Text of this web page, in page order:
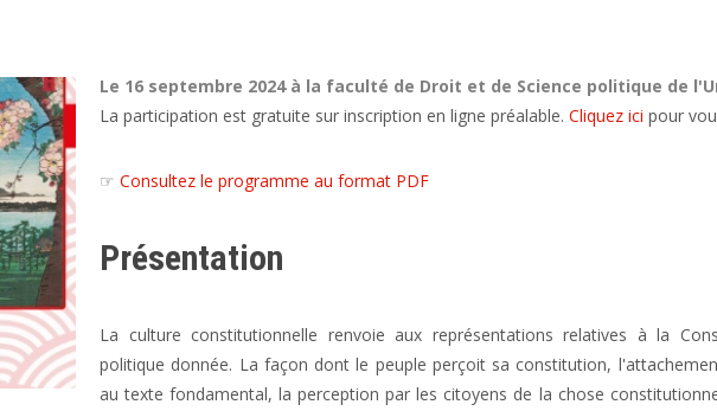
Le 16 septembre 2024 à la faculté de Droit et de Science politique de
La participation est gratuite sur inscription en ligne préalable. Cliquez ici pour
☞ Consultez le programme au format PDF
Présentation
La culture constitutionnelle renvoie aux représentations relatives à la
politique donnée. La façon dont le peuple perçoit sa constitution,
au texte fondamental, la perception par les citoyens de la chose